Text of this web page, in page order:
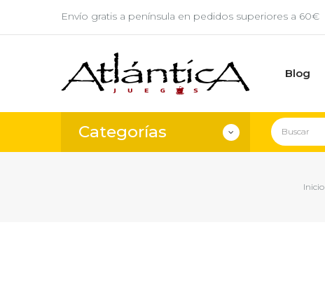
Envío gratis a península en pedidos superiores a 60€
Blog
Categorías
Inicio